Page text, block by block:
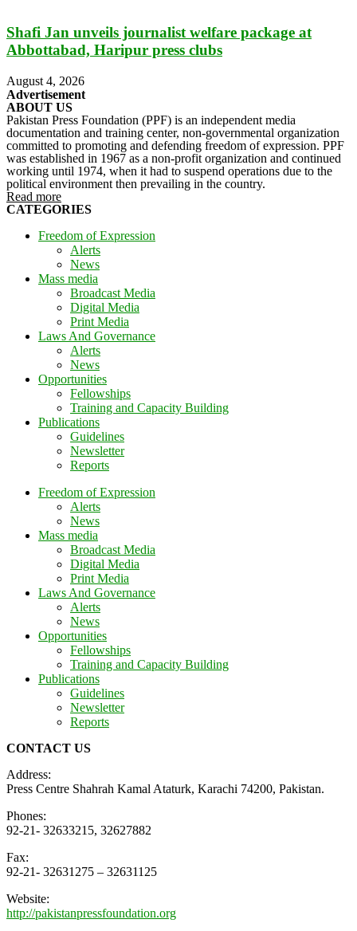
Shafi Jan unveils journalist welfare package at
Abbottabad, Haripur press clubs
August 4, 2026
Advertisement
ABOUT US
Pakistan Press Foundation (PPF) is an independent media
documentation and training center, non-governmental organization
committed to promoting and defending freedom of expression. PPF
was established in 1967 as a non-profit organization and continued
working until 1974, when it had to suspend operations due to the
political environment then prevailing in the country.
Read more
CATEGORIES
Freedom of Expression
Alerts
News
Mass media
Broadcast Media
Digital Media
Print Media
Laws And Governance
Alerts
News
Opportunities
Fellowships
Training and Capacity Building
Publications
Guidelines
Newsletter
Reports
Freedom of Expression
Alerts
News
Mass media
Broadcast Media
Digital Media
Print Media
Laws And Governance
Alerts
News
Opportunities
Fellowships
Training and Capacity Building
Publications
Guidelines
Newsletter
Reports
CONTACT US
Address:
Press Centre Shahrah Kamal Ataturk, Karachi 74200, Pakistan.
Phones:
92-21- 32633215, 32627882
Fax:
92-21- 32631275 – 32631125
Website:
http://pakistanpressfoundation.org